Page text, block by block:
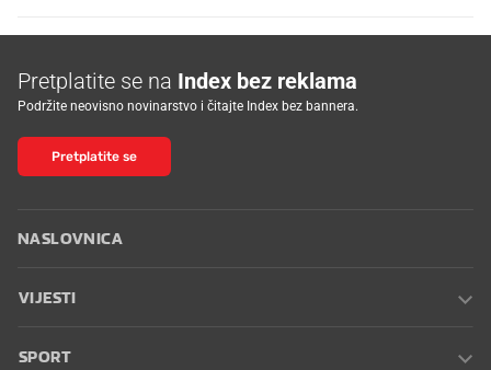
Pretplatite se na Index bez reklama
Podržite neovisno novinarstvo i čitajte Index bez bannera.
Pretplatite se
NASLOVNICA
VIJESTI
SPORT